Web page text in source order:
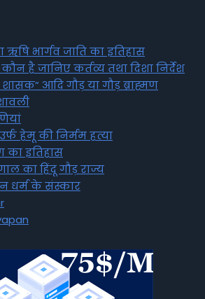
ऋषि भार्गव जाति का इतिहास
है जानिए कर्तव्य तथा दिशा निर्देश
आदि गौड़ या गौड़ ब्राह्मण
हेमू की निर्मम हत्या
का इतिहास
का हिंदू गौड़ राज्य
धर्म के संस्कार